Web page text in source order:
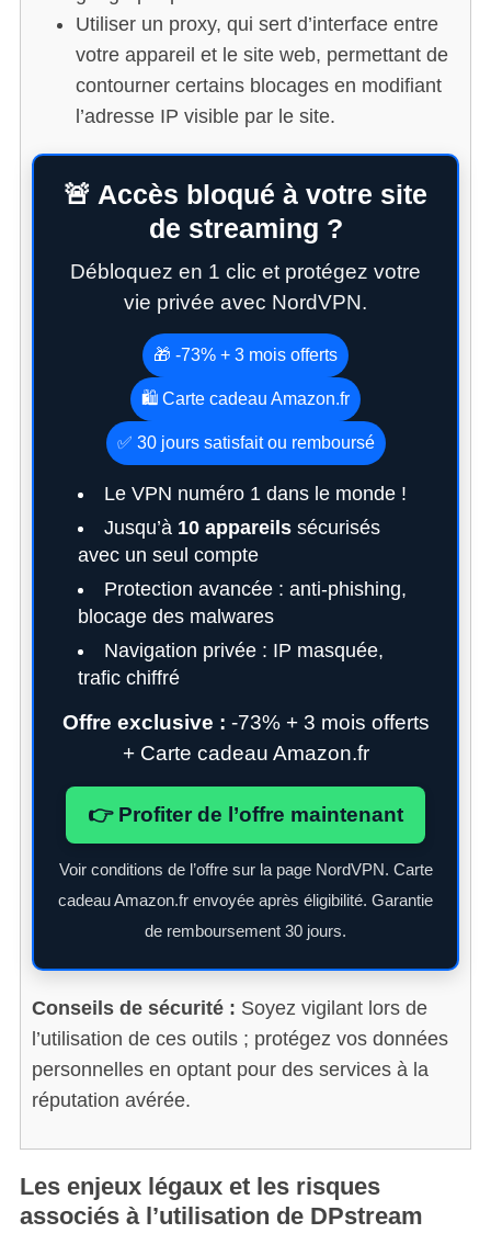
Utiliser un proxy, qui sert d’interface entre
votre appareil et le site web, permettant de
contourner certains blocages en modifiant
l’adresse IP visible par le site.
🚨 Accès bloqué à votre site
de streaming ?
Débloquez en 1 clic et protégez votre
vie privée avec NordVPN.
🎁 -73% + 3 mois offerts
🛍️ Carte cadeau Amazon.fr
✅ 30 jours satisfait ou remboursé
Le VPN numéro 1 dans le monde !
Jusqu’à 10 appareilssécurisés
avec un seul compte
Protection avancée : anti-phishing,
blocage des malwares
Navigation privée : IP masquée,
trafic chiffré
Offre exclusive : -73% + 3 mois offerts
+ Carte cadeau Amazon.fr
👉 Profiter de l’offre maintenant
Voir conditions de l’offre sur la page NordVPN. Carte
cadeau Amazon.fr envoyée après éligibilité. Garantie
de remboursement 30 jours.
Conseils de sécurité : Soyez vigilant lors de
l’utilisation de ces outils ; protégez vos données
personnelles en optant pour des services à la
réputation avérée.
Les enjeux légaux et les risques
associés à l’utilisation de DPstream